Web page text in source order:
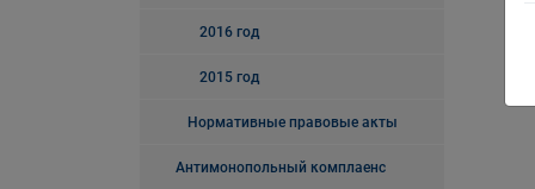
2016 год
2015 год
Нормативные правовые акты
Антимонопольный комплаенс